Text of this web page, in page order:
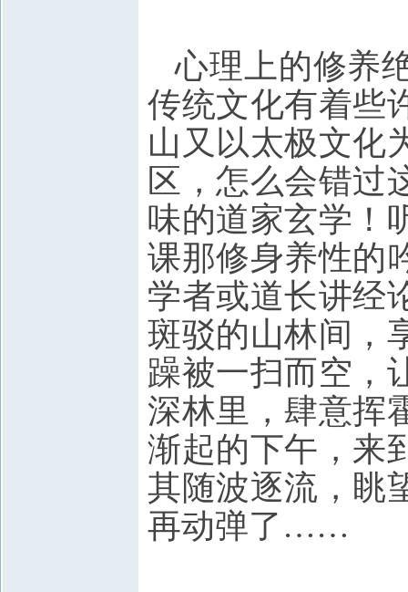
心理上的修养
传统文化有着些
山又以太极文化
区，怎么会错过
味的道家玄学！
课那修身养性的
学者或道长讲经
斑驳的山林间，
躁被一扫而空，
深林里，肆意挥
渐起的下午，来
其随波逐流，眺
再动弹了……